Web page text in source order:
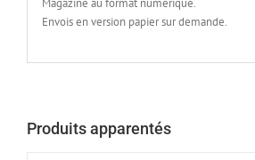
Envois en version papier sur demande.
Produits apparentés